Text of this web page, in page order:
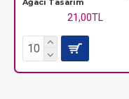
Ağacı Tasarım
21,00TL